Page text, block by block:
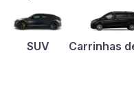
SUV Carrinhas